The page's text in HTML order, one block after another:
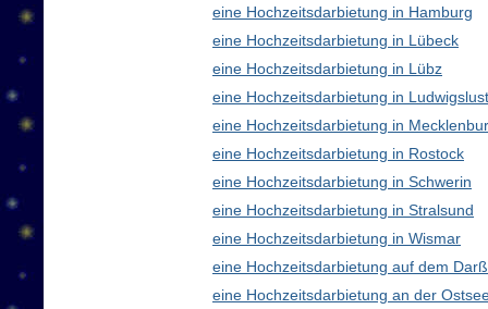
eine Hochzeitsdarbietung in Hamburg
eine Hochzeitsdarbietung in Lübeck
eine Hochzeitsdarbietung in Lübz
eine Hochzeitsdarbietung in Ludwigslust
eine Hochzeitsdarbietung in
eine Hochzeitsdarbietung in Rostock
eine Hochzeitsdarbietung in Schwerin
eine Hochzeitsdarbietung in Stralsund
eine Hochzeitsdarbietung in Wismar
eine Hochzeitsdarbietung auf dem Darß
eine Hochzeitsdarbietung an der